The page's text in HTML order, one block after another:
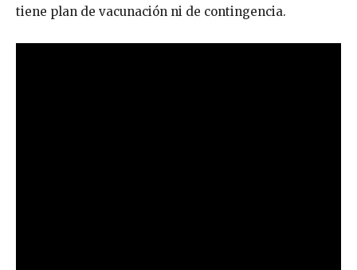
tiene plan de vacunación ni de contingencia.